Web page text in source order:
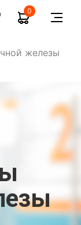
0
железы